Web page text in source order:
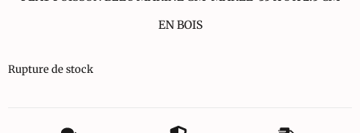
EN BOIS
Rupture de stock